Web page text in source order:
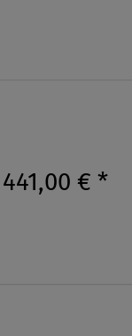
441,00 € *